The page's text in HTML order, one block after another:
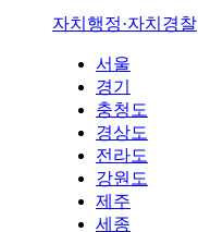
자치행정·자치경찰
서울
경기
충청도
경상도
전라도
강원도
제주
세종